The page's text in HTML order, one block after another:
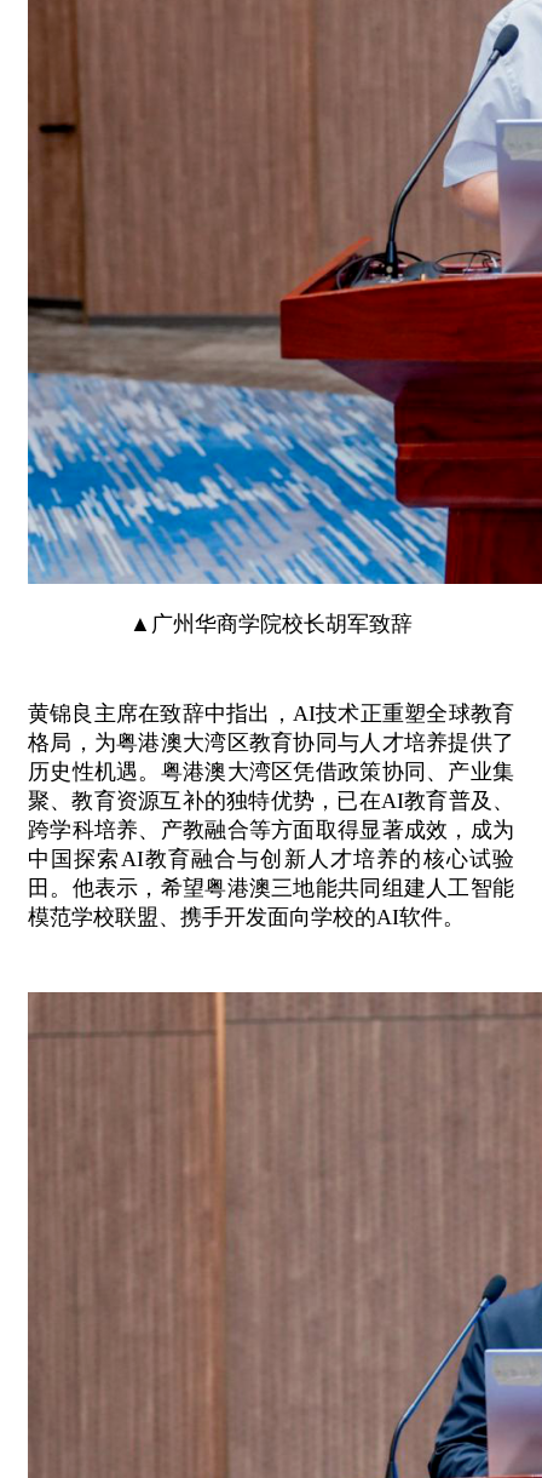
▲广州华商学院校长胡军致辞
黄锦良主席在致辞中指出，AI技术正重塑全球教育
格局，为粤港澳大湾区教育协同与人才培养提供了
历史性机遇。粤港澳大湾区凭借政策协同、产业集
聚、教育资源互补的独特优势，已在AI教育普及、
跨学科培养、产教融合等方面取得显著成效，成为
中国探索AI教育融合与创新人才培养的核心试验
田。他表示，希望粤港澳三地能共同组建人工智能
模范学校联盟、携手开发面向学校的AI软件。